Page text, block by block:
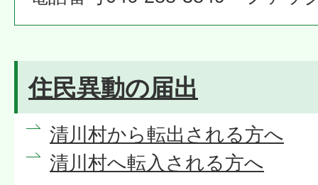
住民異動の届出
清川村から転出される方へ
清川村へ転入される方へ